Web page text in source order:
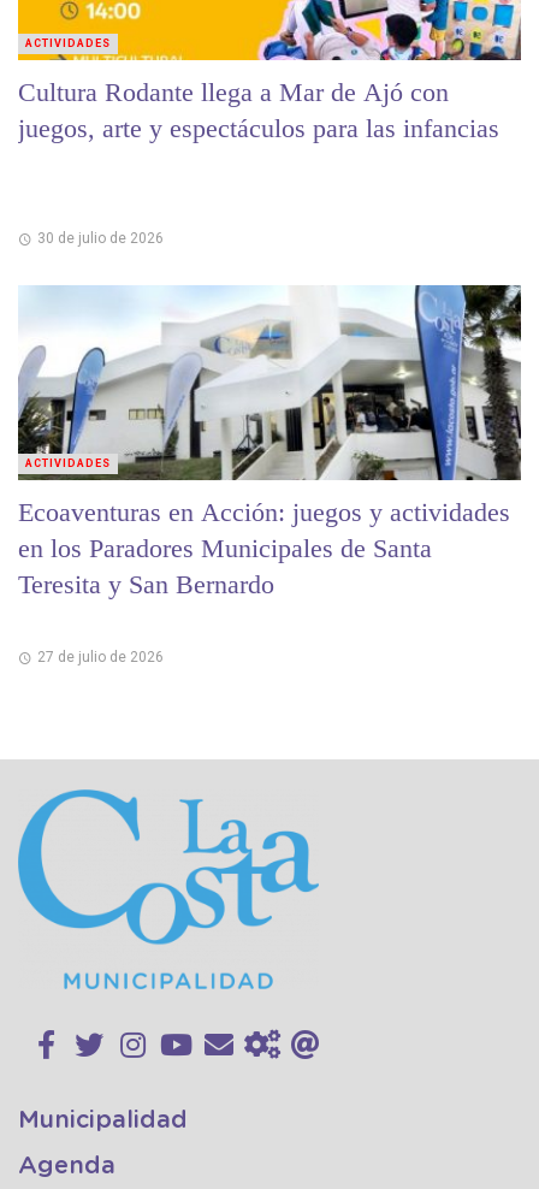
Cultura Rodante llega a Mar de Ajó con
juegos, arte y espectáculos para las infancias
30 de julio de 2026
ACTIVIDADES
Ecoaventuras en Acción: juegos y actividades
en los Paradores Municipales de Santa
Teresita y San Bernardo
27 de julio de 2026
ACTIVIDADES
Municipalidad
Agenda